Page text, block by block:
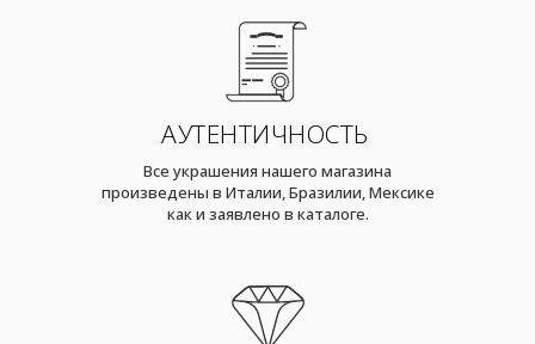
АУТЕНТИЧНОСТЬ
Все украшения нашего магазина
произведены в Италии, Бразилии, Мексике
как и заявлено в каталоге.